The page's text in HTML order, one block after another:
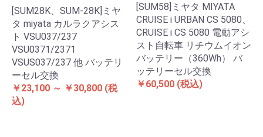
[SUM28K、SUM-28K]ミヤ
タ miyata カルラクアシス
ト VSU037/237
VSU0371/2371
VSUS037/237 他 バッテリ
ーセル交換
￥23,100 ～ ￥30,800 (税
込)
[SUM58]ミヤタ MIYATA
CRUISE i URBAN CS 5080、
CRUISE i CS 5080 電動アシ
スト自転車 リチウムイオン
バッテリー（360Wh） バ
ッテリーセル交換
￥60,500 (税込)